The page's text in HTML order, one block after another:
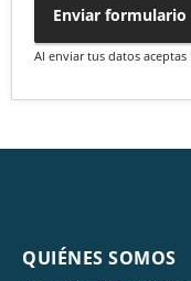
Enviar formulario
Al enviar tus datos aceptas
QUIÉNES SOMOS